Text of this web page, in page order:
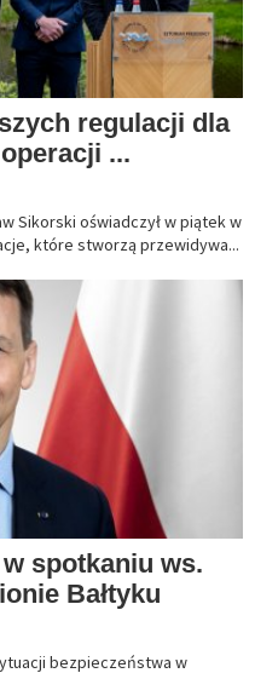
regulacji dla
...
Sikorski oświadczył w piątek w
które stworzą przewidywa...
spotkaniu ws.
Bałtyku
bezpieczeństwa w